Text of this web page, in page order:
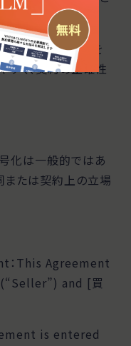
ことで、契約書を
すく、契約の正確性
化は一般的ではあ
または契約上の立場
：This Agreement
and [買
is entered